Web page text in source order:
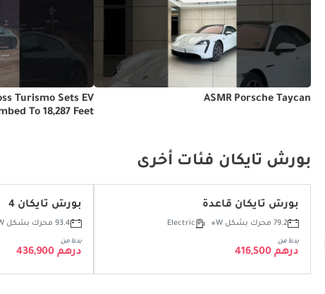
ASMR Porsche Taycan
Turismo Sets EV
To 18,287 Feet
بورش تايكان فئات أخرى
بورش تايكان قاعدة
79.2 محرك بشكل W Electric
بدءا من
درهم 416,500
بورش تايكان 4
93.4 محرك بشكل W
بدءا من
درهم 436,900